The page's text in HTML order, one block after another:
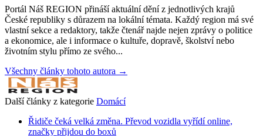
Portál Náš REGION přináší aktuální dění z jednotlivých krajů
České republiky s důrazem na lokální témata. Každý region má své
vlastní sekce a redaktory, takže čtenář najde nejen zprávy o politice
a ekonomice, ale i informace o kultuře, dopravě, školství nebo
životním stylu přímo ze svého...
Všechny články tohoto autora →
Další články z kategorie Domácí
Řidiče čeká velká změna. Převod vozidla vyřídí online,
značky přijdou do boxů